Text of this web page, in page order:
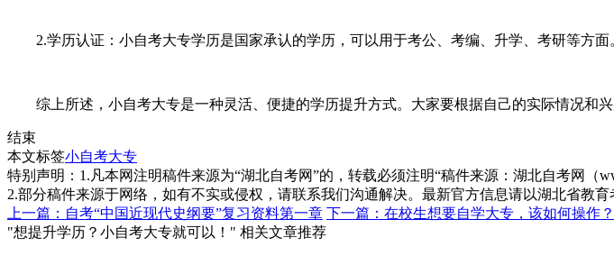
2.学历认证：小自考大专学历是国家承认的学历，可以用于考公、考编、升学、考研等方面
综上所述，小自考大专是一种灵活、便捷的学历提升方式。大家要根据自己的实际情况和兴
结束
本文标签小自考大专
特别声明：1.凡本网注明稿件来源为“湖北自考网”的，转载必须注明“稿件来源：湖北自考网（
2.部分稿件来源于网络，如有不实或侵权，请联系我们沟通解决。最新官方信息请以湖北省教育
上一篇：自考“中国近现代史纲要”复习资料第一章 下一篇：在校生想要自学大专，该如何操作？
"想提升学历？小自考大专就可以！" 相关文章推荐